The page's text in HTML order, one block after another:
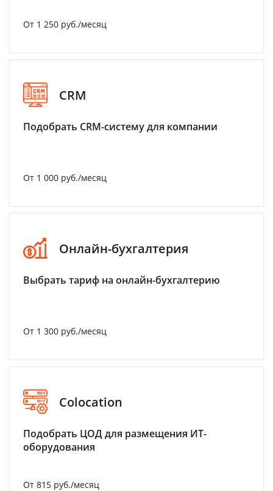
От 1 250 руб./месяц
CRM
Подобрать CRM-систему для компании
От 1 000 руб./месяц
Онлайн-бухгалтерия
Выбрать тариф на онлайн-бухгалтерию
От 1 300 руб./месяц
Colocation
Подобрать ЦОД для размещения ИТ-
оборудования
От 815 руб./месяц